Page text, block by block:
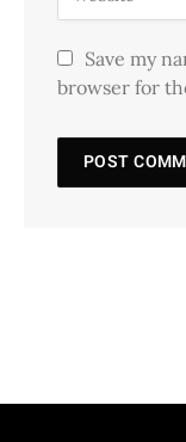
Save my
browser for